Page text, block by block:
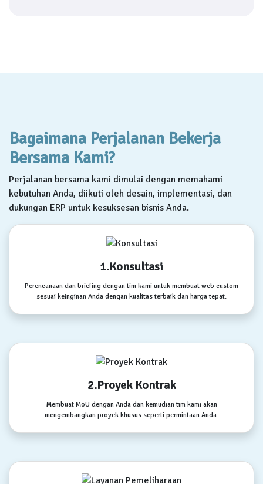
Bagaimana Perjalanan Bekerja
Bersama Kami?
Perjalanan bersama kami dimulai dengan memahami
kebutuhan Anda, diikuti oleh desain, implementasi, dan
dukungan ERP untuk kesuksesan bisnis Anda.
1.Konsultasi
Perencanaan dan briefing dengan tim kami untuk membuat web custom
sesuai keinginan Anda dengan kualitas terbaik dan harga tepat.
2.Proyek Kontrak
Membuat MoU dengan Anda dan kemudian tim kami akan
mengembangkan proyek khusus seperti permintaan Anda.